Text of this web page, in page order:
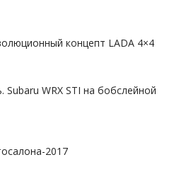
концепт LADA 4×4
WRX STI на бобслейной
2017